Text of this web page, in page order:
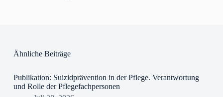
Ähnliche Beiträge
Publikation: Suizidprävention in der Pflege. Verantwortung
und Rolle der Pflegefachpersonen